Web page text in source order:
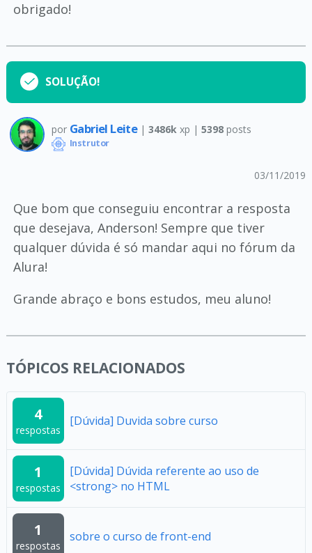
obrigado!
SOLUÇÃO!
por Gabriel Leite | 3486k xp | 5398posts
Instrutor
03/11/2019
Que bom que conseguiu encontrar a resposta
que desejava, Anderson! Sempre que tiver
qualquer dúvida é só mandar aqui no fórum da
Alura!
Grande abraço e bons estudos, meu aluno!
TÓPICOS RELACIONADOS
4
respostas
[Dúvida] Duvida sobre curso
1
respostas
[Dúvida] Dúvida referente ao uso de
<strong> no HTML
1
respostas
sobre o curso de front-end